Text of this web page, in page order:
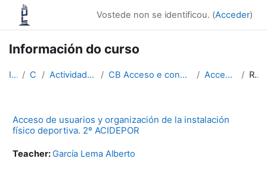
Ir ao contido principal
Vostede non se identificou. (Acceder)
Información do curso
Inicio Cursos Actividades físicas e deportivas CB Acceso e conservación en instalacións deportivas Acceso a instalaciones Resumo
Acceso de usuarios y organización de la instalación
físico­ deportiva. 2º ACIDEPOR
Teacher:García Lema Alberto